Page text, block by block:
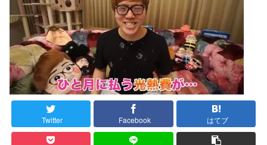
Twitter Facebook はてブ